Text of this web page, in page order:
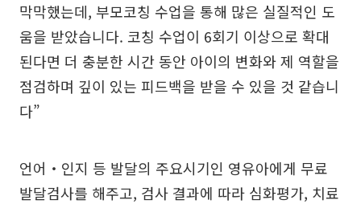
막막했는데, 부모코칭 수업을 통해 많은 실질적인 도
움을 받았습니다. 코칭 수업이 6회기 이상으로 확대
된다면 더 충분한 시간 동안 아이의 변화와 제 역할을
점검하며 깊이 있는 피드백을 받을 수 있을 것 같습니
다”
언어‧인지 등 발달의 주요시기인 영유아에게 무료
발달검사를 해주고, 검사 결과에 따라 심화평가, 치료